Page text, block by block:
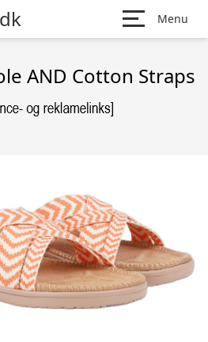
Menu
AND Cotton Straps